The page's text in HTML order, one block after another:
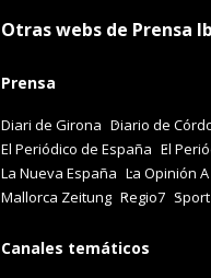
Otras webs de Prensa
Prensa
Diari de Girona Diario de
El Periódico de España El
La Nueva España La Opinión
Mallorca Zeitung Regio7 Sport
Canales temáticos